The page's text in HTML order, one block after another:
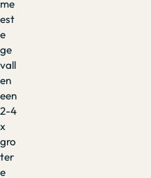
me
est
e
ge
vall
en
een
2-4
x
gro
ter
e